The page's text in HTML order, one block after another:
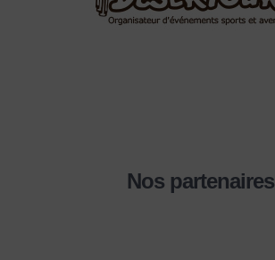
Nos partenaires